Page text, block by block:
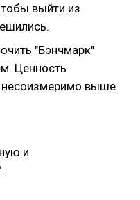
выйти из
"Бэнчмарк"
Ценность
несоизмеримо выше
и